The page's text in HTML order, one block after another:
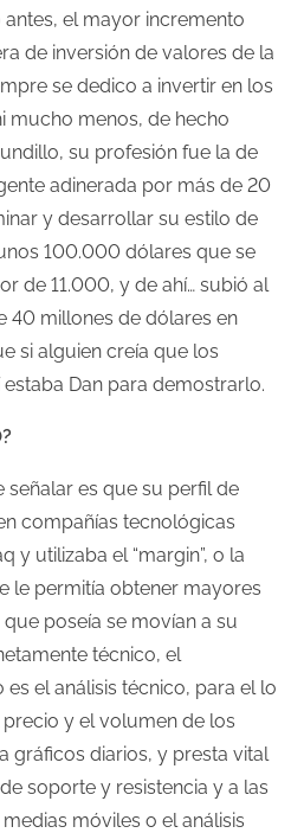
el mayor incremento
de inversión de valores de la
se dedico a invertir en los
mucho menos, de hecho
su profesión fue la de
adinerada por más de 20
y desarrollar su estilo de
100.000 dólares que se
de 11.000, y de ahí… subió al
40 millones de dólares en
si alguien creía que los
Dan para demostrarlo.
es que su perfil de
compañías tecnológicas
y utilizaba el “margin”, o la
le permitía obtener mayores
poseía se movían a su
técnico, el
el análisis técnico, para el lo
y el volumen de los
gráficos diarios, y presta vital
soporte y resistencia y a las
móviles o el análisis